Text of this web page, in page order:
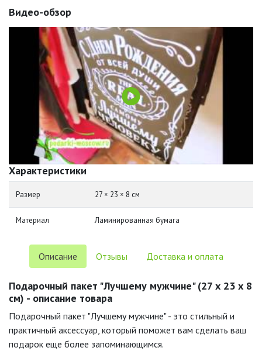
Видео-обзор
Характеристики
Размер 27 × 23 × 8 см
Материал Ламинированная бумага
Описание Отзывы Доставка и оплата
Подарочный пакет "Лучшему мужчине" (27 х 23 х 8
см) - описание товара
Подарочный пакет "Лучшему мужчине" - это стильный и
практичный аксессуар, который поможет вам сделать ваш
подарок еще более запоминающимся.